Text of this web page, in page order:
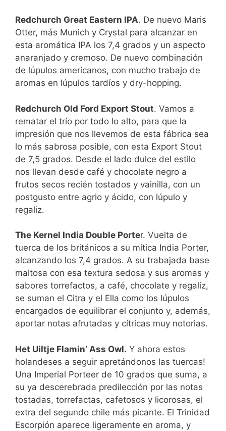
Redchurch Great Eastern IPA. De nuevo Maris
Otter, más Munich y Crystal para alcanzar en
esta aromática IPA los 7,4 grados y un aspecto
anaranjado y cremoso. De nuevo combinación
de lúpulos americanos, con mucho trabajo de
aromas en lúpulos tardíos y dry-hopping.
Redchurch Old Ford Export Stout. Vamos a
rematar el trío por todo lo alto, para que la
impresión que nos llevemos de esta fábrica sea
lo más sabrosa posible, con esta Export Stout
de 7,5 grados. Desde el lado dulce del estilo
nos llevan desde café y chocolate negro a
frutos secos recién tostados y vainilla, con un
postgusto entre agrio y ácido, con lúpulo y
regaliz.
The Kernel India Double Porter. Vuelta de
tuerca de los británicos a su mítica India Porter,
alcanzando los 7,4 grados. A su trabajada base
maltosa con esa textura sedosa y sus aromas y
sabores torrefactos, a café, chocolate y regaliz,
se suman el Citra y el Ella como los lúpulos
encargados de equilibrar el conjunto y, además,
aportar notas afrutadas y cítricas muy notorias.
Het Uiltje Flamin’ Ass Owl. Y ahora estos
holandeses a seguir apretándonos las tuercas!
Una Imperial Porteer de 10 grados que suma, a
su ya descerebrada predilección por las notas
tostadas, torrefactas, cafetosos y licorosas, el
extra del segundo chile más picante. El Trinidad
Escorpión aparece ligeramente en aroma, y